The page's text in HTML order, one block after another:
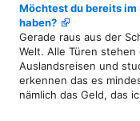
Möchtest du bereits
haben?
Gerade raus aus der
Welt. Alle Türen
Auslandsreisen und
erkennen das es
nämlich das Geld, das